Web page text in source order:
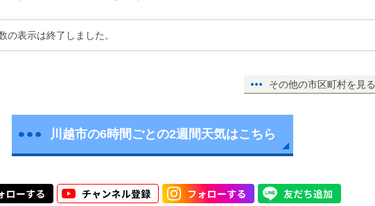
の表示は終了しました。
その他の市区町村を見る
川越市の6時間ごとの2週間天気はこちら